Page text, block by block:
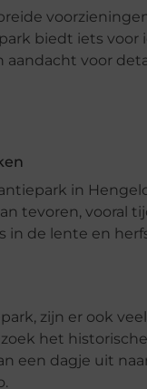
biedt iets
aandacht voor
in
tevoren, vooral
de lente en
zijn er ook
het
een dagje uit